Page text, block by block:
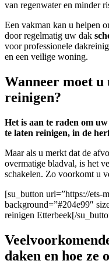
van regenwater en minder
Een vakman kan u helpen
door regelmatig uw dak
voor professionele
en een veilige woning.
Wanneer moet u
reinigen?
Het is aan te raden om
te laten reinigen, in de
Maar als u merkt dat de
overmatige bladval, is het
schakelen. Zo voorkomt u
[su_button url=”https://ets-
background=”#204e99″
reinigen Etterbeek[/
daken en hoe ze